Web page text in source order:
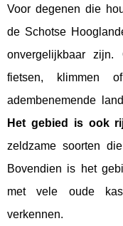
Voor degenen die
de Schotse
onvergelijkbaar
fietsen, klimmen
adembenemende
Het gebied is ook
zeldzame soorten
Bovendien is het
met vele oude
verkennen.